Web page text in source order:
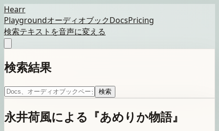
Hearr
PlaygroundオーディオブックDocsPricing
検索テキストを音声に変える
検索結果
検索
永井荷風による『あめりか物語』